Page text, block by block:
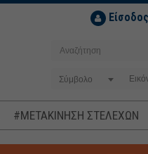
Σύμβολο
#ΜΕΤΑΚΙΝΗΣΗ ΣΤΕΛΕΧΩΝ